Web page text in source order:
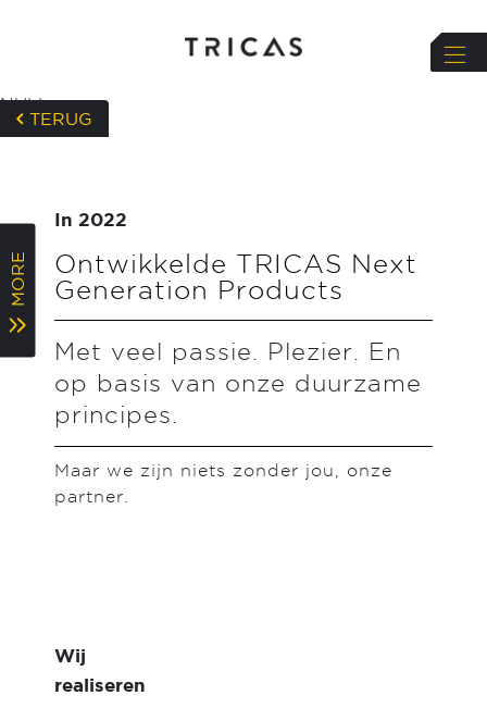
NULL
MORE
TERUG
In 2022
Ontwikkelde TRICAS Next
Generation Products
Met veel passie. Plezier. En
op basis van onze duurzame
principes.
Maar we zijn niets zonder jou, onze
partner.
Wij
realiseren